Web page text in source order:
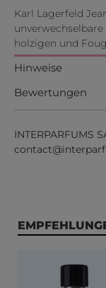
Karl Lagerfeld
holzigen und
Hinweise
Bewertungen
INTERPARFUMS
Produktgalerie